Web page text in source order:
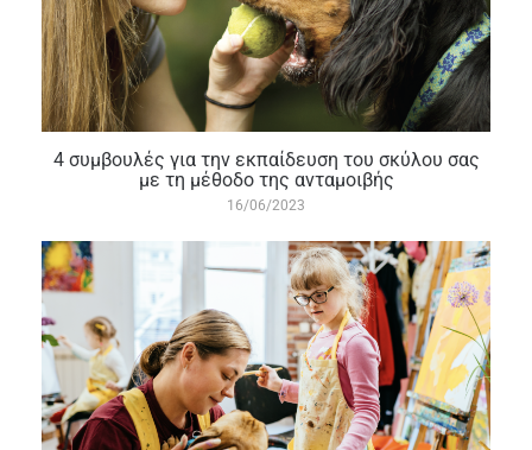
4 συμβουλές για την εκπαίδευση του σκύλου σας
με τη μέθοδο της ανταμοιβής
16/06/2023